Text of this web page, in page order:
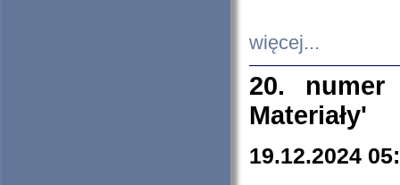
więcej...
20. numer
Materiały'
19.12.2024